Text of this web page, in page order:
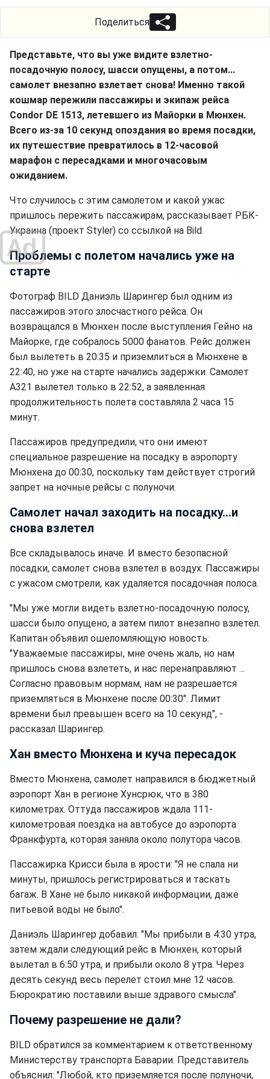
Поделиться
Представьте, что вы уже видите взлетно-
посадочную полосу, шасси опущены, а потом...
самолет внезапно взлетает снова! Именно такой
кошмар пережили пассажиры и экипаж рейса
Condor DE 1513, летевшего из Майорки в Мюнхен.
Всего из-за 10 секунд опоздания во время посадки,
их путешествие превратилось в 12-часовой
марафон с пересадками и многочасовым
ожиданием.
Что случилось с этим самолетом и какой ужас
пришлось пережить пассажирам, рассказывает РБК-
Украина (проект Styler) со ссылкой на Bild.
Проблемы с полетом начались уже на
старте
Фотограф BILD Даниэль Шарингер был одним из
пассажиров этого злосчастного рейса. Он
возвращался в Мюнхен после выступления Гейно на
Майорке, где собралось 5000 фанатов. Рейс должен
был вылететь в 20:35 и приземлиться в Мюнхене в
22:40, но уже на старте начались задержки. Самолет
A321 вылетел только в 22:52, а заявленная
продолжительность полета составляла 2 часа 15
минут.
Пассажиров предупредили, что они имеют
специальное разрешение на посадку в аэропорту
Мюнхена до 00:30, поскольку там действует строгий
запрет на ночные рейсы с полуночи.
Самолет начал заходить на посадку...и
снова взлетел
Все складывалось иначе. И вместо безопасной
посадки, самолет снова взлетел в воздух. Пассажиры
с ужасом смотрели, как удаляется посадочная полоса.
"Мы уже могли видеть взлетно-посадочную полосу,
шасси было опущено, а затем пилот внезапно взлетел.
Капитан объявил ошеломляющую новость:
"Уважаемые пассажиры, мне очень жаль, но нам
пришлось снова взлететь, и нас перенаправляют ...
Согласно правовым нормам, нам не разрешается
приземляться в Мюнхене после 00:30". Лимит
времени был превышен всего на 10 секунд", -
рассказал Шарингер.
Хан вместо Мюнхена и куча пересадок
Вместо Мюнхена, самолет направился в бюджетный
аэропорт Хан в регионе Хунсрюк, что в 380
километрах. Оттуда пассажиров ждала 111-
километровая поездка на автобусе до аэропорта
Франкфурта, которая заняла около полутора часов.
Пассажирка Крисси была в ярости: "Я не спала ни
минуты, пришлось регистрироваться и таскать
багаж. В Хане не было никакой информации, даже
питьевой воды не было".
Даниэль Шарингер добавил: "Мы прибыли в 4:30 утра,
затем ждали следующий рейс в Мюнхен, который
вылетал в 6:50 утра, и прибыли около 8 утра. Через
десять секунд весь перелет стоил мне 12 часов.
Бюрократию поставили выше здравого смысла".
Почему разрешение не дали?
BILD обратился за комментарием к ответственному
Министерству транспорта Баварии. Представитель
объяснил: "Любой, кто приземляется после полуночи,